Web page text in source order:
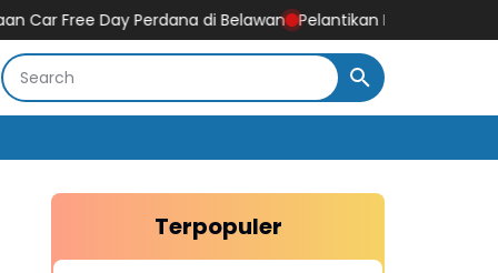
Perdana di Belawan Pelantikan Forwaka Belawan,
Terpopuler